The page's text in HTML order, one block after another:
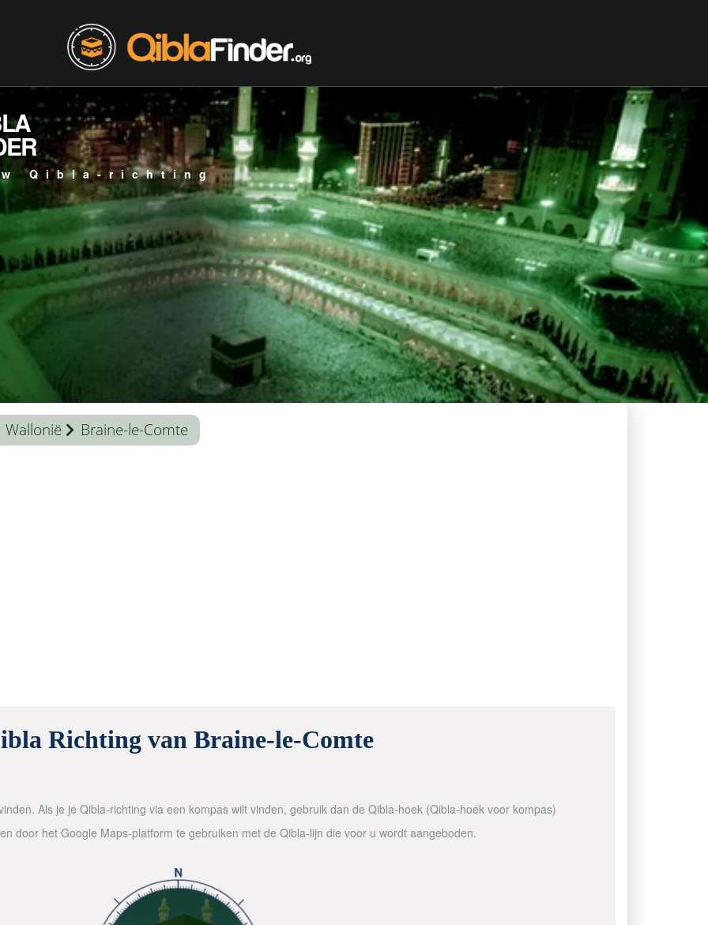
Qibla-richting
Wallonië Braine-le-Comte
Richting van Braine-le-Comte
Als je je Qibla-richting via een kompas wilt vinden, gebruik dan de Qibla-hoek (Qibla-hoek voor kompas)
door het Google Maps-platform te gebruiken met de Qibla-lijn die voor u wordt aangeboden.